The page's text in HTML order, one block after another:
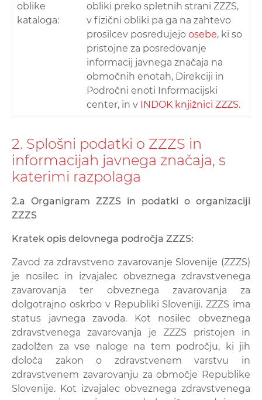
oblike
kataloga:
obliki preko spletnih strani ZZZS,
v fizični obliki pa ga na zahtevo
prosilcev posredujejo osebe, ki so
pristojne za posredovanje
informacij javnega značaja na
območnih enotah, Direkciji in
Področni enoti Informacijski
center, in v INDOK knjižnici ZZZS.
2. Splošni podatki o ZZZS in
informacijah javnega značaja, s
katerimi razpolaga
2.a Organigram ZZZS in podatki o organizaciji
ZZZS
Kratek opis delovnega področja ZZZS:
Zavod za zdravstveno zavarovanje Slovenije (ZZZS)
je nosilec in izvajalec obveznega zdravstvenega
zavarovanja ter obveznega zavarovanja za
dolgotrajno oskrbo v Republiki Sloveniji. ZZZS ima
status javnega zavoda. Kot nosilec obveznega
zdravstvenega zavarovanja je ZZZS pristojen in
zadolžen za vse naloge na tem področju, ki jih
določa zakon o zdravstvenem varstvu in
zdravstvenem zavarovanju za območje Republike
Slovenije. Kot izvajalec obveznega zdravstvenega